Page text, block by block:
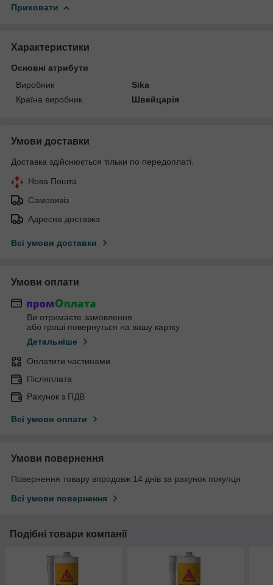
Приховати
Характеристики
Основні атрибути
Виробник
Sika
Країна виробник
Швейцарія
Умови доставки
Доставка здійснюється тільки по передоплаті.
Нова Пошта
Самовивіз
Адресна доставка
Всі умови доставки
Умови оплати
Ви отримаєте замовлення
або гроші повернуться на вашу картку
Детальніше
Оплатити частинами
Післяплата
Рахунок з ПДВ
Всі умови оплати
Умови повернення
Повернення товару впродовж 14 днів за рахунок покупця
Всі умови повернення
Подібні товари компанії